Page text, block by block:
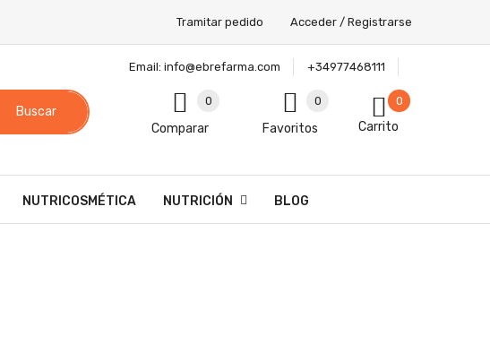
Acceder / Registrarse
Tramitar pedido
+34977468111
Email: info@ebrefarma.com
Buscar
0
Carrito
0
Favoritos
0
Comparar
NUTRICOSMÉTICA NUTRICIÓN BLOG